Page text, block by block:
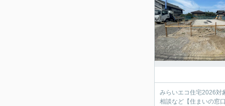
みらいエコ住宅2026対
相談など【住まいの窓